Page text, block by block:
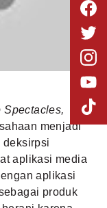
Spectacles,
menjadi
deksirpsi
aplikasi media
aplikasi
produk